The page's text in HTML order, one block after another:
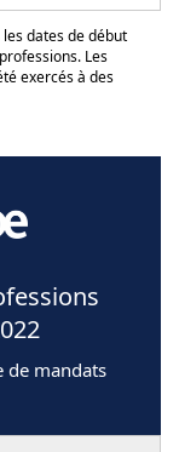
dates de début
Les
exercés à des
de mandats